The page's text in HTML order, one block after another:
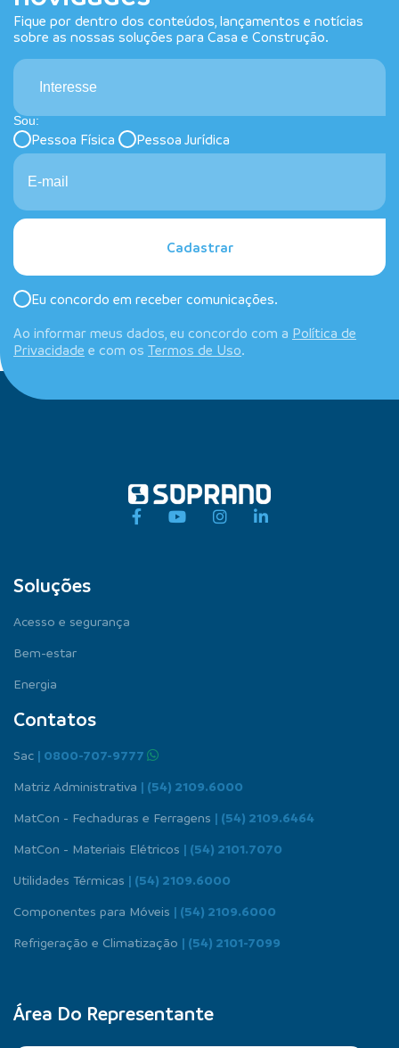
Fique por dentro dos conteúdos, lançamentos e notícias
sobre as nossas soluções para Casa e Construção.
Interesse
Sou:
Pessoa Física Pessoa Jurídica
Cadastrar
Eu concordo em receber comunicações.
Ao informar meus dados, eu concordo com a Política de
Privacidade e com os Termos de Uso.
Soluções
Acesso e segurança
Bem-estar
Energia
Contatos
Sac | 0800-707-9777
Matriz Administrativa | (54) 2109.6000
MatCon - Fechaduras e Ferragens | (54) 2109.6464
MatCon - Materiais Elétricos | (54) 2101.7070
Utilidades Térmicas | (54) 2109.6000
Componentes para Móveis | (54) 2109.6000
Refrigeração e Climatização | (54) 2101-7099
Área Do Representante